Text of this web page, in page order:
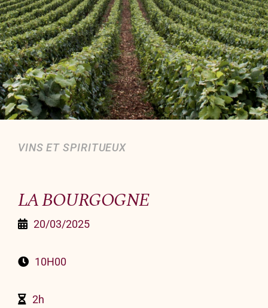
Organiser un événement
Offrir un bon cadeau
Nous contacter
NOUS CONTACTER
VINS ET SPIRITUEUX
LA BOURGOGNE
20/03/2025
10H00
2h